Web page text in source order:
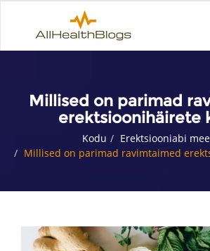
Millised on parimad
erektsioonihäirete
Kodu
Erektsiooniabi
Millised on parimad ravimtaimed